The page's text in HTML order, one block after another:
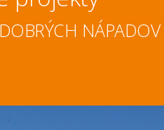
NÁPADOV